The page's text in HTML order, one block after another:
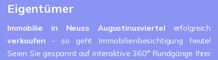
Eigentümer
Immobilie in Neuss Augustinusviertel erfolgreich
verkaufen - so geht Immobilienbesichtigung heute!
Seien Sie gespannt auf interaktive 360° Rundgänge Ihrer